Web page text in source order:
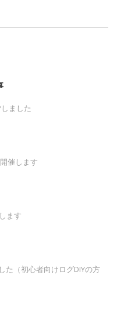
ました
催します
ます
た（初心者向けログDIYの方